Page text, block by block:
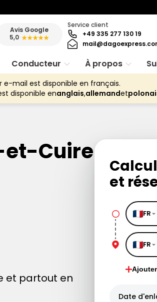
Avis Google
5,0 ★★★★★
Service client
+49 335 277 130 19
Conducteur À propos
e-mail est disponible en français.
disponible enanglais,allemandet
et-Cuire
et partout en
et
FR
FR
Date